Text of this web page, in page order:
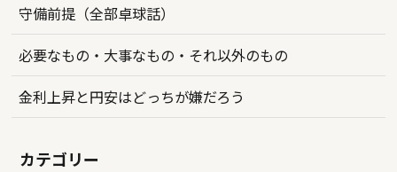
守備前提（全部卓球話）
必要なもの・大事なもの・それ以外のもの
金利上昇と円安はどっちが嫌だろう
カテゴリー